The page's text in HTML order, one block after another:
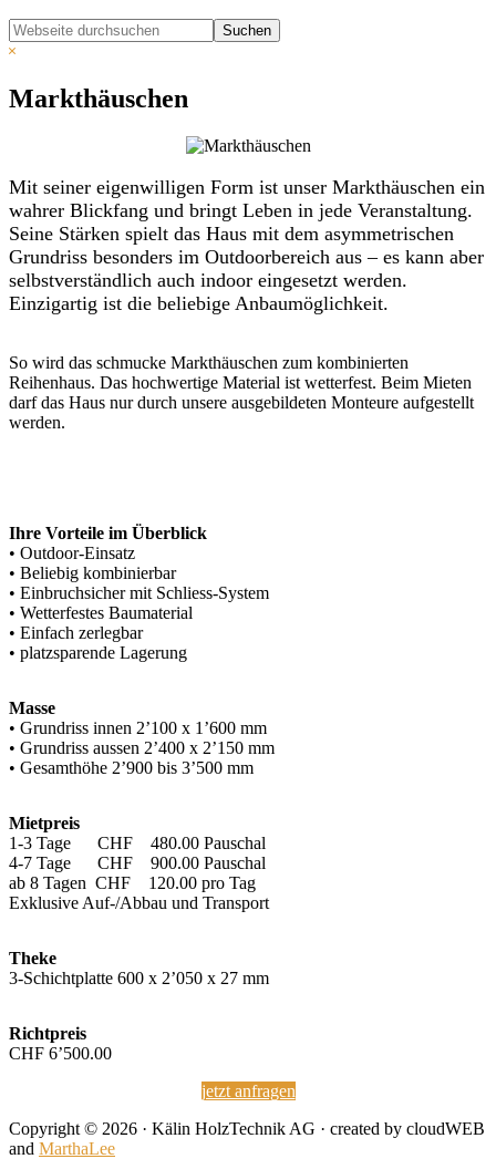
Webseite
durchsuchen
Hide
Markthäuschen
Mit seiner eigenwilligen Form ist unser Markthäuschen ein
wahrer Blickfang und bringt Leben in jede Veranstaltung.
Seine Stärken spielt das Haus mit dem asymmetrischen
Grundriss besonders im Outdoorbereich aus – es kann aber
selbstverständlich auch indoor eingesetzt werden.
Einzigartig ist die beliebige Anbaumöglichkeit.
So wird das schmucke Markthäuschen zum kombinierten
Reihenhaus. Das hochwertige Material ist wetterfest. Beim Mieten
darf das Haus nur durch unsere ausgebildeten Monteure aufgestellt
werden.
Ihre Vorteile im Überblick
• Outdoor-Einsatz
• Beliebig kombinierbar
• Einbruchsicher mit Schliess-System
• Wetterfestes Baumaterial
• Einfach zerlegbar
• platzsparende Lagerung
Masse
• Grundriss innen 2’100 x 1’600 mm
• Grundriss aussen 2’400 x 2’150 mm
• Gesamthöhe 2’900 bis 3’500 mm
Mietpreis
1-3 Tage CHF 480.00 Pauschal
4-7 Tage CHF 900.00 Pauschal
ab 8 Tagen CHF 120.00 pro Tag
Exklusive Auf-/Abbau und Transport
Theke
3-Schichtplatte 600 x 2’050 x 27 mm
Richtpreis
CHF 6’500.00
jetzt anfragen
Copyright © 2026 · Kälin HolzTechnik AG · created by cloudWEB
and MarthaLee